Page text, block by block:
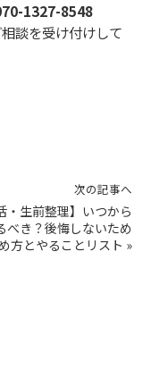
1327-8548
談を受け付けして
次の記事へ
・生前整理】いつから
べき？後悔しないため
方とやることリスト »